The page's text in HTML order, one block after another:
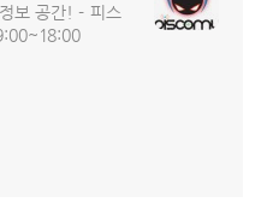
보 공간! - 피스